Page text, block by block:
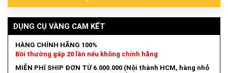
DỤNG CỤ VÀNG CAM KẾT
HÀNG CHÍNH HÃNG 100%
Bồi thường gấp 20 lần nếu không chính hãng
MIỄN PHÍ SHIP ĐƠN TỪ 6.000.000 (Nội thành HCM, hàng nhỏ